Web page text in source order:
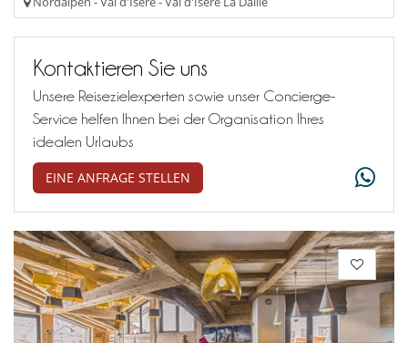
Kontaktieren Sie uns
Unsere Reisezielexperten sowie unser Concierge-
Service helfen Ihnen bei der Organisation Ihres
idealen Urlaubs
EINE ANFRAGE STELLEN